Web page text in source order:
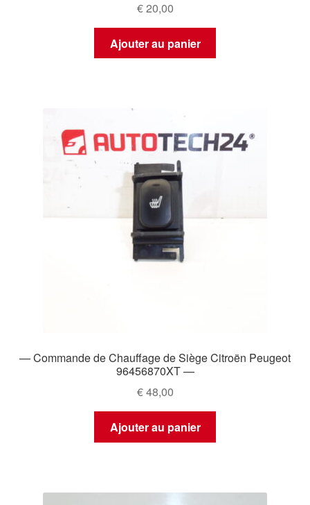
€20,00
Ajouter au panier
— Commande de Chauffage de Siège Citroën Peugeot
96456870XT —
€48,00
Ajouter au panier